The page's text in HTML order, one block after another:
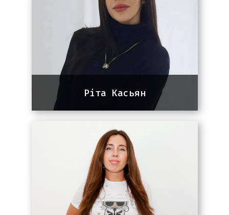
Ріта Касьян
Team lead команди SEO
9 років досвіду в сфері пошукової
оптимізації (SEO). Займається
просуванням сайтів різної
складності ринку України, Америки,
Канади та Європи.